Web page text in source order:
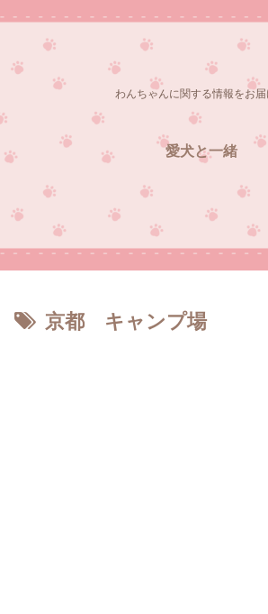
わんちゃんに関する情報をお届
愛犬と一緒
京都 キャンプ場